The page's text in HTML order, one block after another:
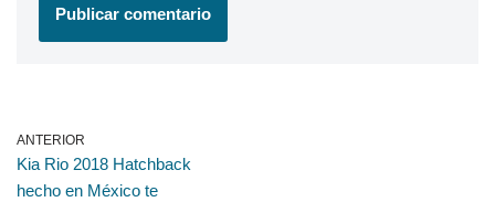
ANTERIOR
Kia Rio 2018 Hatchback
hecho en México te